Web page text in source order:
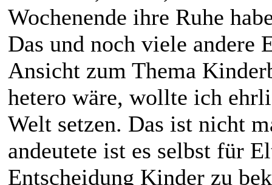
Wochenende ihre Ruhe
Das und noch viele andere
Ansicht zum Thema
hetero wäre, wollte ich
Welt setzen. Das ist nicht
andeutete ist es selbst für
Entscheidung Kinder zu